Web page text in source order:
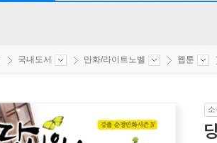
국내도서 만화/라이트노벨 웹툰